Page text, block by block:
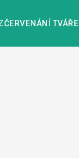
TVÁŘE